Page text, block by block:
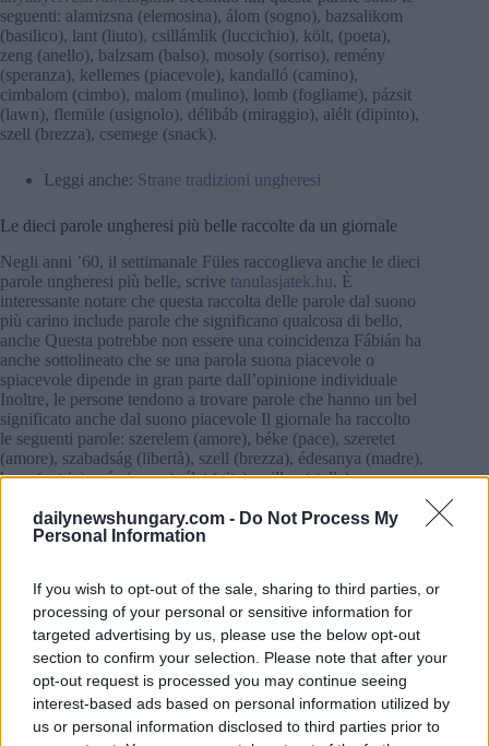
dailynewshungary.com - Do Not Process My
Personal Information
If you wish to opt-out of the sale, sharing to third parties, or
processing of your personal or sensitive information for
targeted advertising by us, please use the below opt-out
section to confirm your selection. Please note that after your
opt-out request is processed you may continue seeing
interest-based ads based on personal information utilized by
us or personal information disclosed to third parties prior to
seguenti: alamizsna (elemosina), álom (sogno), bazsalikom
(basilico), lant (liuto), csillámlik (luccichio), költ, (poeta),
zeng (anello), balzsam (balso), mosoly (sorriso), remény
(speranza), kellemes (piacevole), kandalló (camino),
cimbalom (cimbo), malom (mulino), lomb (fogliame), pázsit
(lawn), flemüle (usignolo), délibáb (miraggio), alélt (dipinto),
szell (brezza), csemege (snack).
Leggi anche: Strane tradizioni ungheresi
Le dieci parole ungheresi più belle raccolte da un giornale
Negli anni ’60, il settimanale Füles raccoglieva anche le dieci
parole ungheresi più belle, scrive tanulasjatek.hu. È
interessante notare che questa raccolta delle parole dal suono
più carino include parole che significano qualcosa di bello,
anche Questa potrebbe non essere una coincidenza Fábián ha
anche sottolineato che se una parola suona piacevole o
spiacevole dipende in gran parte dall’opinione individuale
Inoltre, le persone tendono a trovare parole che hanno un bel
significato anche dal suono piacevole Il giornale ha raccolto
le seguenti parole: szerelem (amore), béke (pace), szeretet
(amore), szabadság (libertà), szell (brezza), édesanya (madre),
haza (patria), szív (cuore), élet (vita), csillag (stella).
Leggi anche:Le espressioni ungheresi più divertenti
Mária Laczkó ha condotto un sondaggio tra tutte e quattro le
classi (tra i 15-18 anni) in una scuola secondaria professionale
alla periferia di Budapest. Ha scoperto che gli adolescenti
credono che le parole ungheresi più belle siano szerelem
(amore), család (famiglia), szeretet (amore), gyönyör³ (bello),
szép (carino), szeretlek (ti amo), virág (fiore), barátság
(amicizia), anya (madre), csodálatos (meraviglioso), kedves